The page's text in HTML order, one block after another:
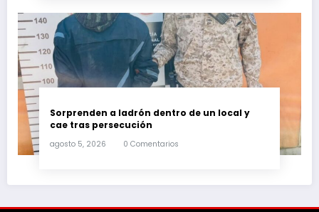
Sorprenden a ladrón dentro de un local y
cae tras persecución
agosto 5, 2026 0 Comentarios